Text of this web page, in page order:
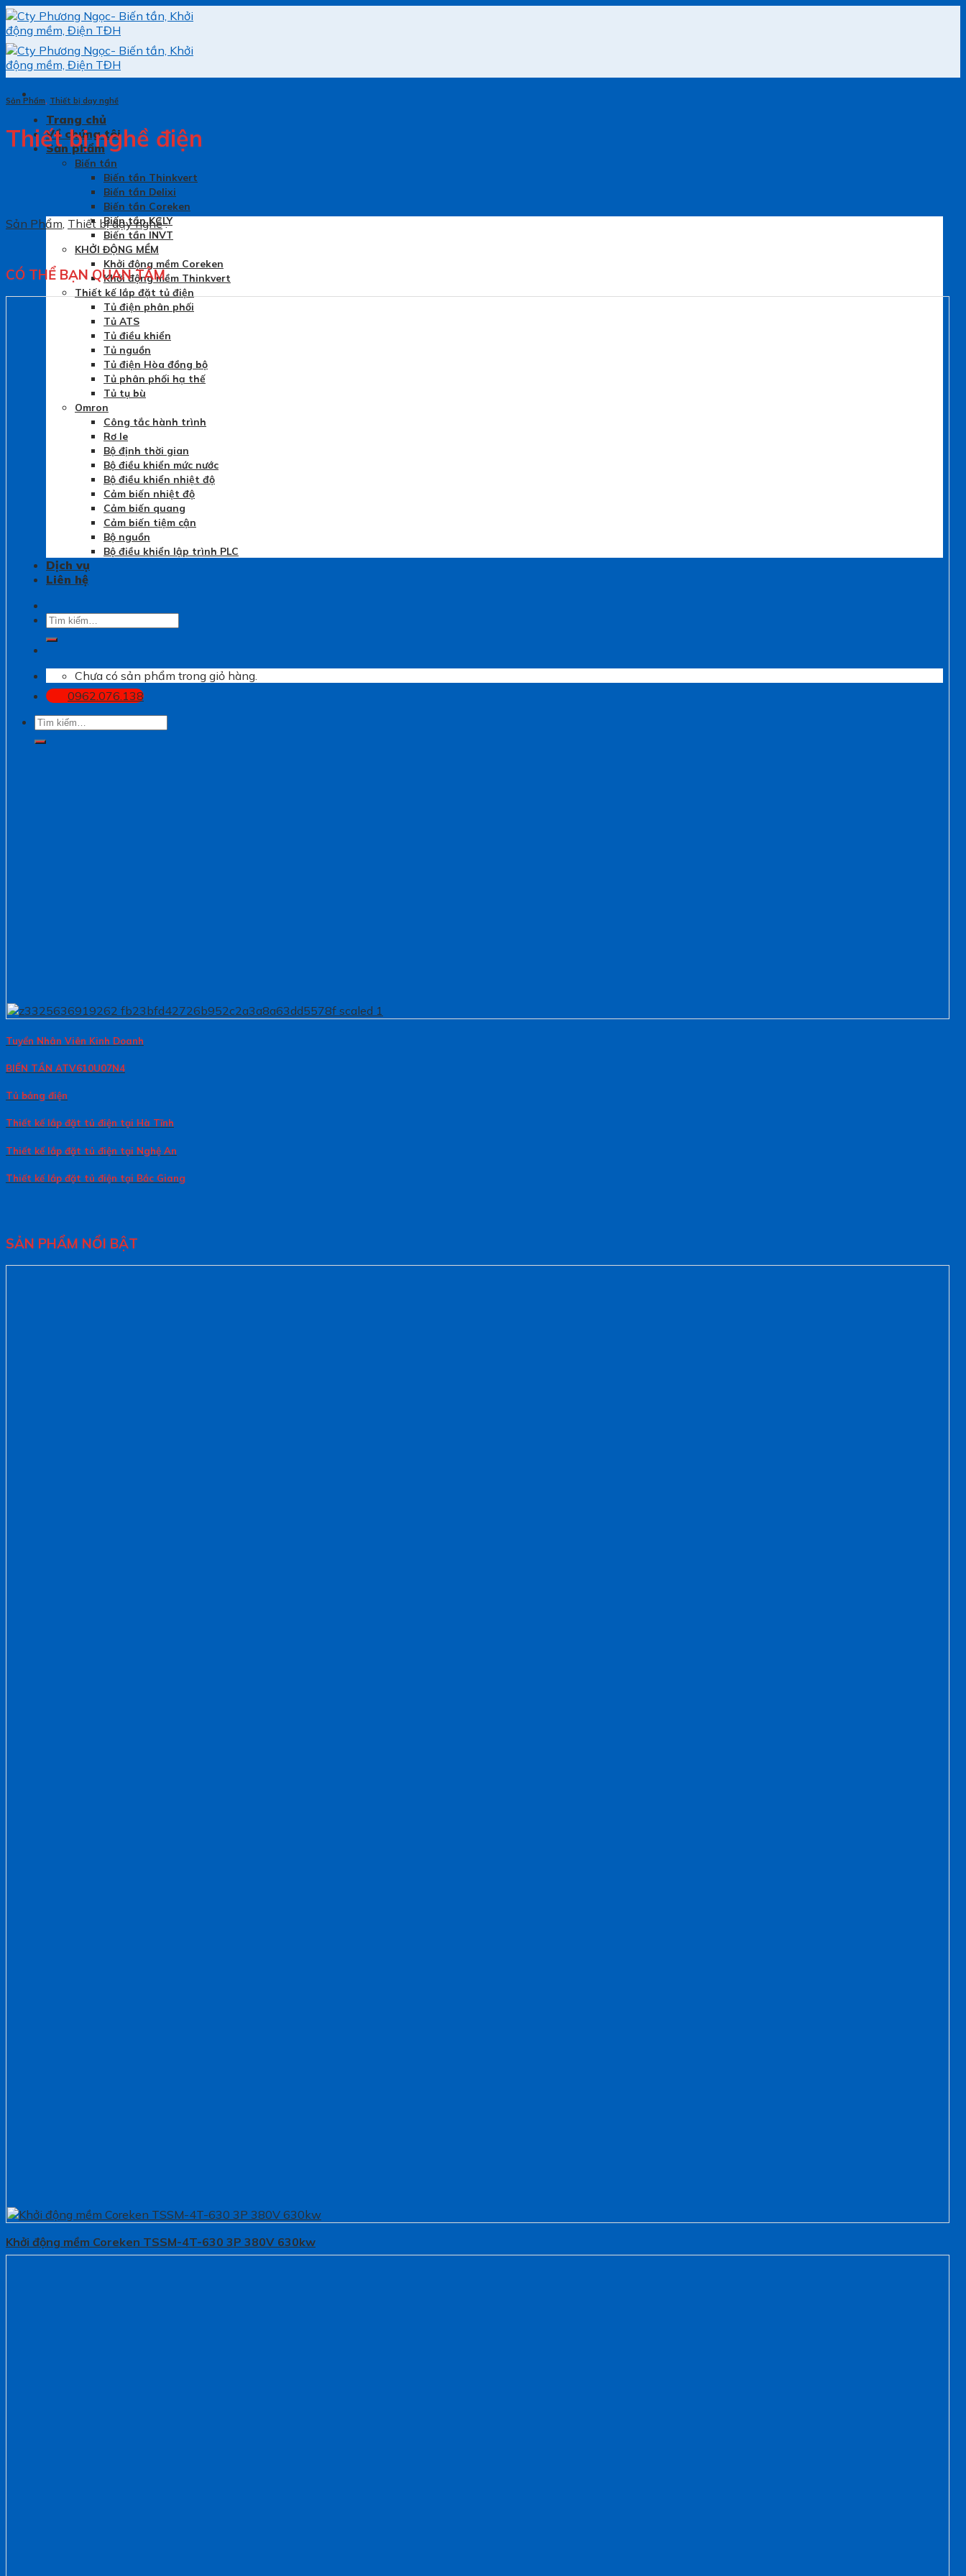
Skip
to
content
Trang chủ
Về chúng tôi
Sản phẩm
Biến tần
Biến tần Thinkvert
Biến tần Delixi
Biến tần Coreken
Biến tần KCLY
Biến tần INVT
KHỞI ĐỘNG MỀM
Khởi động mềm Coreken
Khởi động mềm Thinkvert
Thiết kế lắp đặt tủ điện
Tủ điện phân phối
Tủ ATS
Tủ điều khiển
Tủ nguồn
Tủ điện Hòa đồng bộ
Tủ phân phối hạ thế
Tủ tụ bù
Omron
Công tắc hành trình
Rơ le
Bộ định thời gian
Bộ điều khiển mức nước
Bộ điều khiển nhiệt độ
Cảm biến nhiệt độ
Cảm biến quang
Cảm biến tiệm cận
Bộ nguồn
Bộ điều khiển lập trình PLC
Dịch vụ
Liên hệ
Tìm
Chưa có sản phẩm trong giỏ hàng.
0962.076.138
Tìm
Sản Phẩm, Thiết bị dạy nghề
Thiết bị nghề điện
Sản Phẩm Thiết bị dạy nghề .
CÓ THỂ BẠN QUAN TÂM
Tuyển Nhân Viên Kinh Doanh
BIẾN TẦN ATV610U07N4
Tủ bảng điện
Thiết kế lắp đặt tủ điện tại Hà Tĩnh
Thiết kế lắp đặt tủ điện tại Nghệ An
Thiết kế lắp đặt tủ điện tại Bắc Giang
SẢN PHẨM NỔI BẬT
Khởi động mềm Coreken TSSM-4T-630 3P 380V 630kw